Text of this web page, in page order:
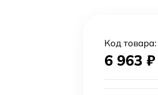
Код товара:
6 963 ₽